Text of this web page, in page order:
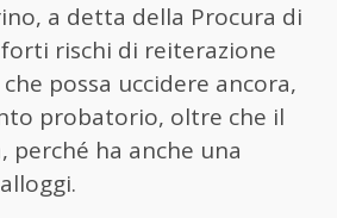
a detta della Procura di
rischi di reiterazione
possa uccidere ancora,
probatorio, oltre che il
perché ha anche una